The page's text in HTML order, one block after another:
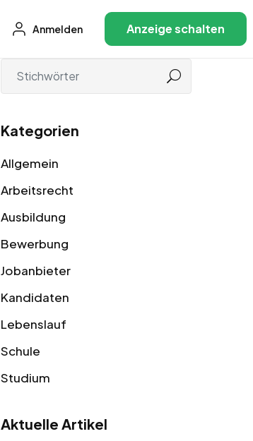
Anmelden Anzeige schalten
Kategorien
Allgemein
Arbeitsrecht
Ausbildung
Bewerbung
Jobanbieter
Kandidaten
Lebenslauf
Schule
Studium
Aktuelle Artikel